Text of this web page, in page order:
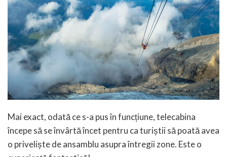
Mai exact, odată ce s-a pus în funcțiune, telecabina
începe să se învârtă încet pentru ca turiștii să poată avea
o priveliște de ansamblu asupra întregii zone. Este o